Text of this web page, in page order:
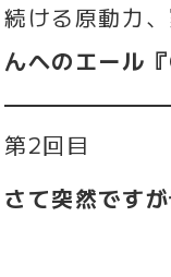
続ける原動力
んへのエール
第2回目
さて突然です